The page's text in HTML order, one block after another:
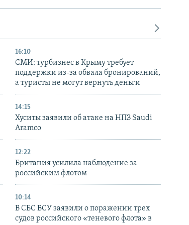
16:10
СМИ: турбизнес в Крыму требует
поддержки из-за обвала бронирований,
а туристы не могут вернуть деньги
14:15
Хуситы заявили об атаке на НПЗ Saudi
Aramco
12:22
Британия усилила наблюдение за
российским флотом
10:14
В СБС ВСУ заявили о поражении трех
судов российского «теневого флота» в